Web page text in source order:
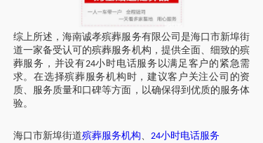
综上所述，海南诚孝殡葬服务有限公司是海口市新埠街
道一家备受认可的殡葬服务机构，提供全面、细致的殡
葬服务，并设有24小时电话服务以满足客户的紧急需
求。在选择殡葬服务机构时，建议客户关注公司的资
质、服务质量和口碑等方面，以确保得到优质的服务体
验。
海口市新埠街道殡葬服务机构、 24小时电话服务